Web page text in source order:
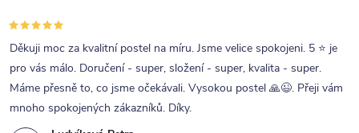
p
r
v
k
y
Děkuji moc za kvalitní postel na míru. Jsme velice spokojeni. 5 ⭐ je
pro vás málo. Doručení - super, složení - super, kvalita - super.
Máme přesně to, co jsme očekávali. Vysokou postel 🙏😉. Přeji vám
mnoho spokojených zákazníků. Díky.